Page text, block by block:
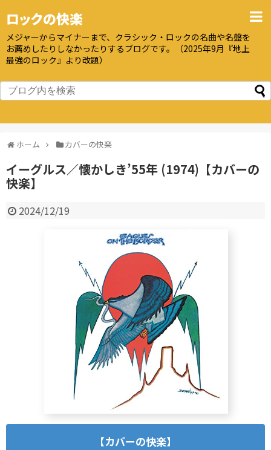
ロックの快楽
メジャーからマイナーまで、クラシック・ロックの名曲や名盤を
お薦めしたりしなかったりするブログです。（2025年9月『地上
最強のロック』より改題）
ホーム カバーの快楽
イーグルス／懐かしき’55年 (1974)【カバーの
快楽】
2024/12/19
【カバーの快楽】